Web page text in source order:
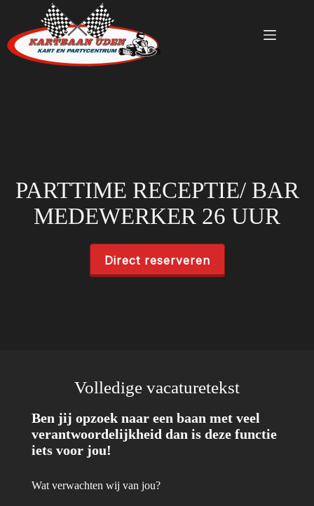
inhoud
PARTTIME RECEPTIE/ BAR
MEDEWERKER 26 UUR
Direct reserveren
Volledige vacaturetekst
Ben jij opzoek naar een baan met veel
verantwoordelijkheid dan is deze functie
iets voor jou!
Wat verwachten wij van jou?